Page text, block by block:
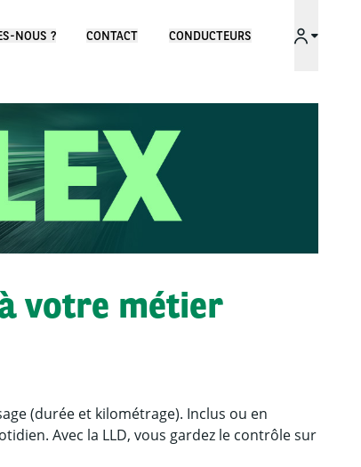
NOUS ? CONTACT CONDUCTEURS
votre métier
(durée et kilométrage). Inclus ou en
Avec la LLD, vous gardez le contrôle sur